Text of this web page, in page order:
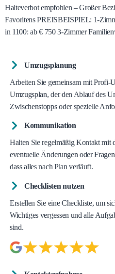
Halteverbot empfohlen – Großer
Favoritens PREISBEISPIEL: 1-
in 1100: ab € 750 3-Zimmer
Umzugsplanung
Arbeiten Sie gemeinsam mit Profi-
Umzugsplan, der den Ablauf des
Zwischenstopps oder spezielle
Kommunikation
Halten Sie regelmäßig Kontakt mit
eventuelle Änderungen oder
dass alles nach Plan verläuft.
Checklisten nutzen
Erstellen Sie eine Checkliste, um
Wichtiges vergessen und alle
sind.